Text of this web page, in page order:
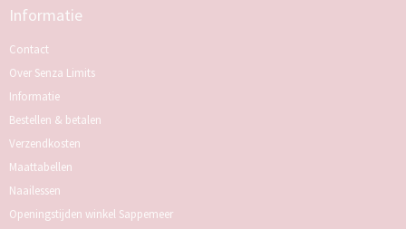
Informatie
Contact
Over Senza Limits
Informatie
Bestellen & betalen
Verzendkosten
Maattabellen
Naailessen
Openingstijden winkel Sappemeer